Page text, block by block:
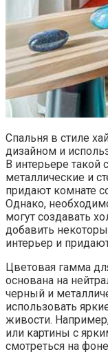
Спальня в стиле
дизайном и
В интерьере такой
металлические и
придают комнате
Однако,
могут создавать
добавить
интерьер и
Цветовая гамма
основана на
черный и
использовать
живости.
или картины с
смотреться на